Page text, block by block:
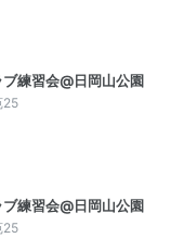
練習会@日岡山公園
25
練習会@日岡山公園
25